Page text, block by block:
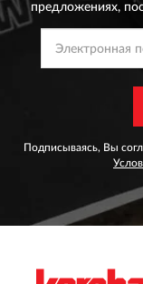
предложениях,
Подписываясь, Вы